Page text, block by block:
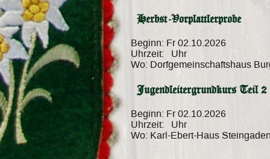
Herbst-Vorplattlerprobe
Beginn: Fr 02.10.2026
Uhrzeit: Uhr
Wo: Dorfgemeinschaftshaus
Jugendleitergrundkurs Teil 2
Beginn: Fr 02.10.2026
Uhrzeit: Uhr
Wo: Karl-Ebert-Haus